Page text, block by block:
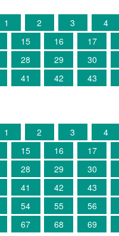
1 2 3 4
15 16 17
28 29 30
41 42 43
1 2 3 4
15 16 17
28 29 30
41 42 43
54 55 56
67 68 69